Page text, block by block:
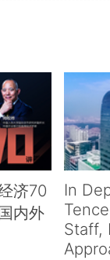
济70
内外
In
Staff,